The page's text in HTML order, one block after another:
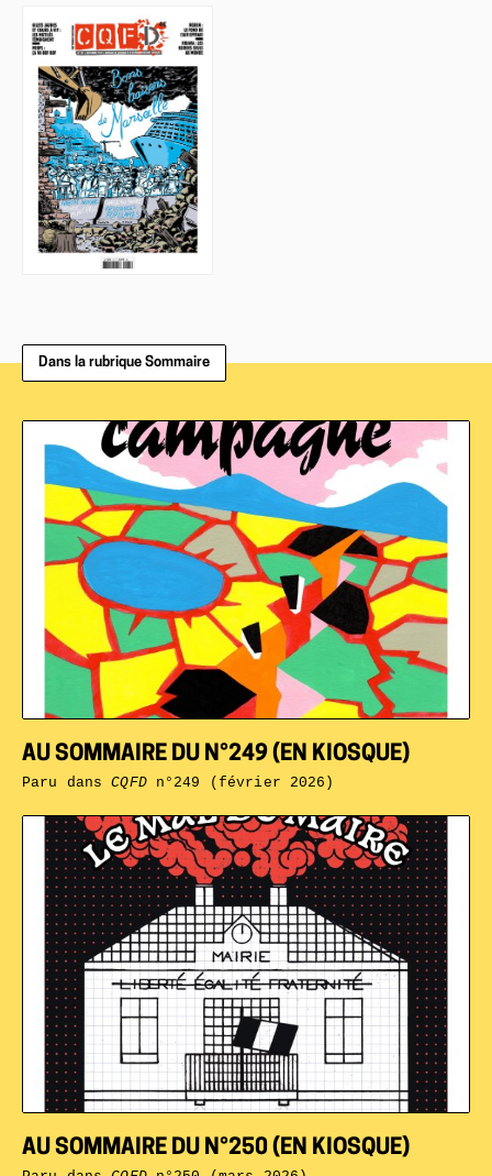
Dans la rubrique Sommaire
AU SOMMAIRE DU N°250 (EN KIOSQUE)
AU SOMMAIRE DU N°249 (EN KIOSQUE)
Paru dansCQFDn°249 (février 2026)